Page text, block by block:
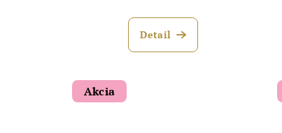
Detail
Akcia